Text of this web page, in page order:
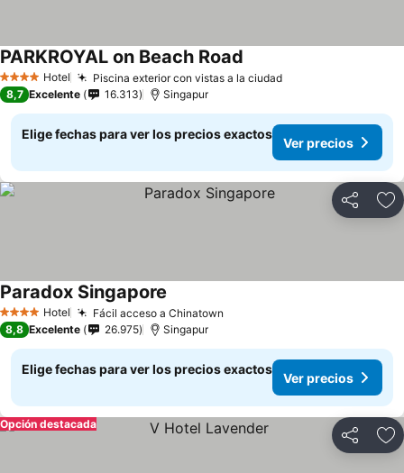
4 EstrellasHotel Piscina exterior con vistas a la ciudad
PARKROYAL on Beach Road
8,7 Excelente 16.313 Singapur
Elige fechas para ver los precios exactos
Ver precios
Compartir
4 EstrellasHotel Fácil acceso a Chinatown
Paradox Singapore
8,8 Excelente 26.975 Singapur
Elige fechas para ver los precios exactos
Ver precios
Compartir
Opción destacada